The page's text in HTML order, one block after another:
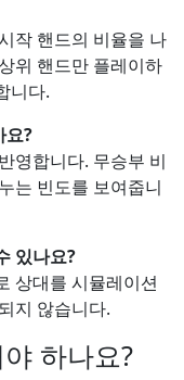
작 핸드의 비율을 나
위 핸드만 플레이하
니다.
요?
영합니다. 무승부 비
는 빈도를 보여줍니
있나요?
상대를 시뮬레이션
지 않습니다.
하나요?